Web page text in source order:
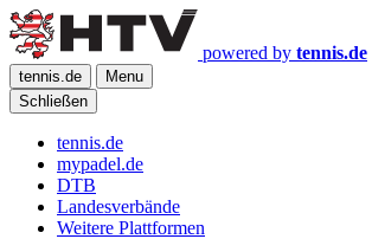
powered by tennis.de
tennis.de
Menu
Schließen
tennis.de
mypadel.de
DTB
Landesverbände
Weitere Plattformen